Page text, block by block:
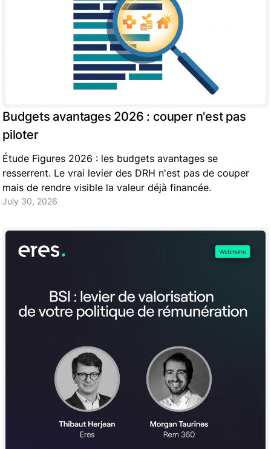
Budgets avantages 2026 : couper n'est pas
piloter
Étude Figures 2026 : les budgets avantages se
resserrent. Le vrai levier des DRH n'est pas de couper
mais de rendre visible la valeur déjà financée.
July 30, 2026